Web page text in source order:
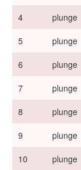
4
plunge
5
plunge
6
plunge
7
plunge
8
plunge
9
plunge
10
plunge